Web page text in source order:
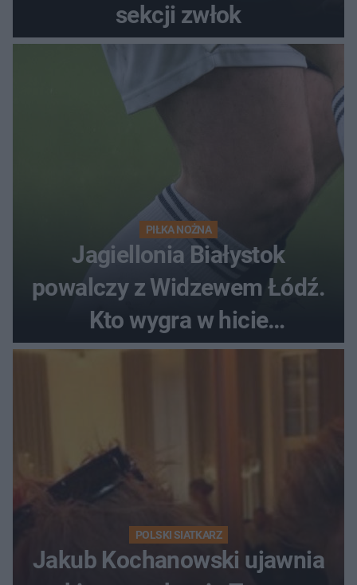
sekcji zwłok
PIŁKA NOŻNA
Jagiellonia Białystok
powalczy z Widzewem Łódź.
Kto wygra w hicie
Ekstraklasy?
POLSKI SIATKARZ
Jakub Kochanowski ujawnia